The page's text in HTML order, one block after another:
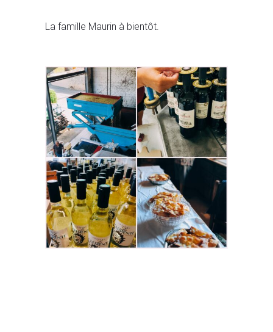
La famille Maurin à bientôt.